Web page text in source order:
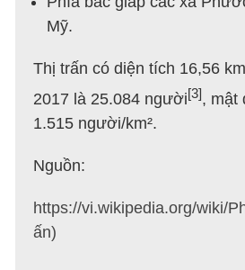
Mỹ.
Thị trấn có diện tích 16,56
2017 là 25.084 người[3], mật
1.515 người/km².
Nguồn:
https://vi.wikipedia.org/wiki/
ấn)